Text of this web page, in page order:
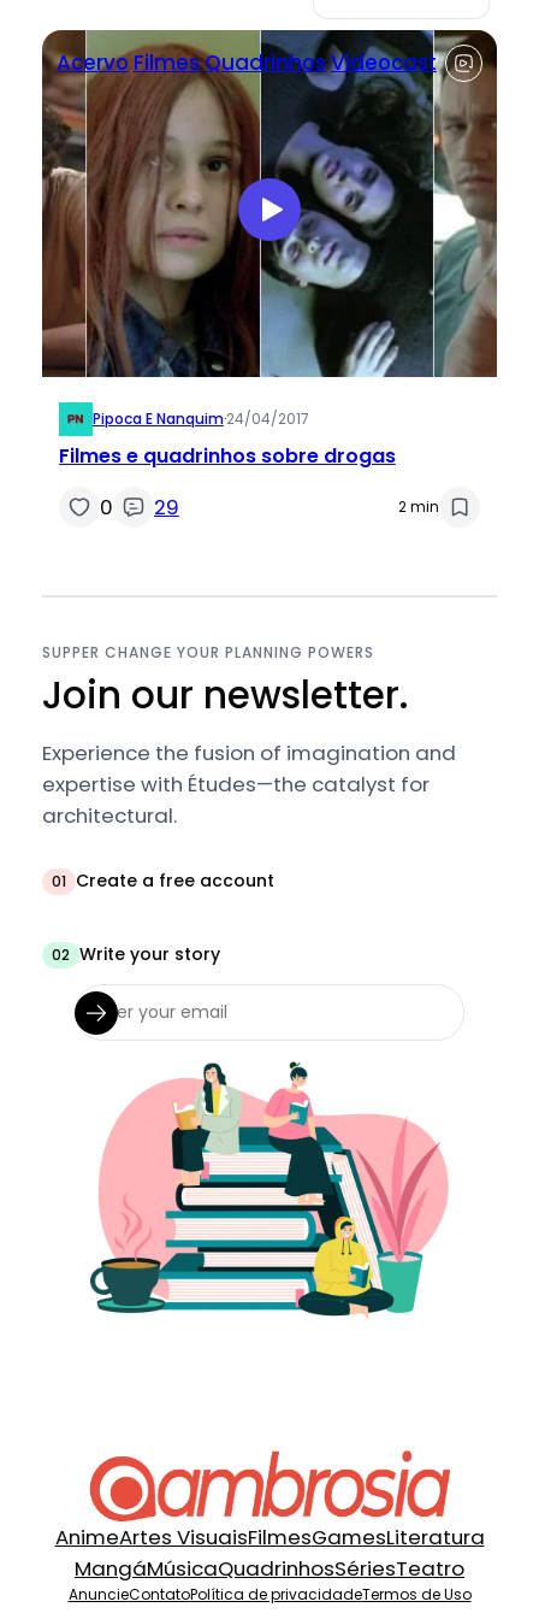
Acervo FilmesQuadrinhosVideocast
Pipoca E Nanquim·24/04/2017
Filmes e quadrinhos sobre drogas
0 29 2 min
SUPPER CHANGE YOUR PLANNING POWERS
Join our newsletter.
Experience the fusion of imagination and
expertise with Études—the catalyst for
architectural.
01 Create a free account
02 Write your story
AnimeArtes VisuaisFilmesGamesLiteratura
MangáMúsicaQuadrinhosSériesTeatro
AnuncieContatoPolítica de privacidadeTermos de Uso